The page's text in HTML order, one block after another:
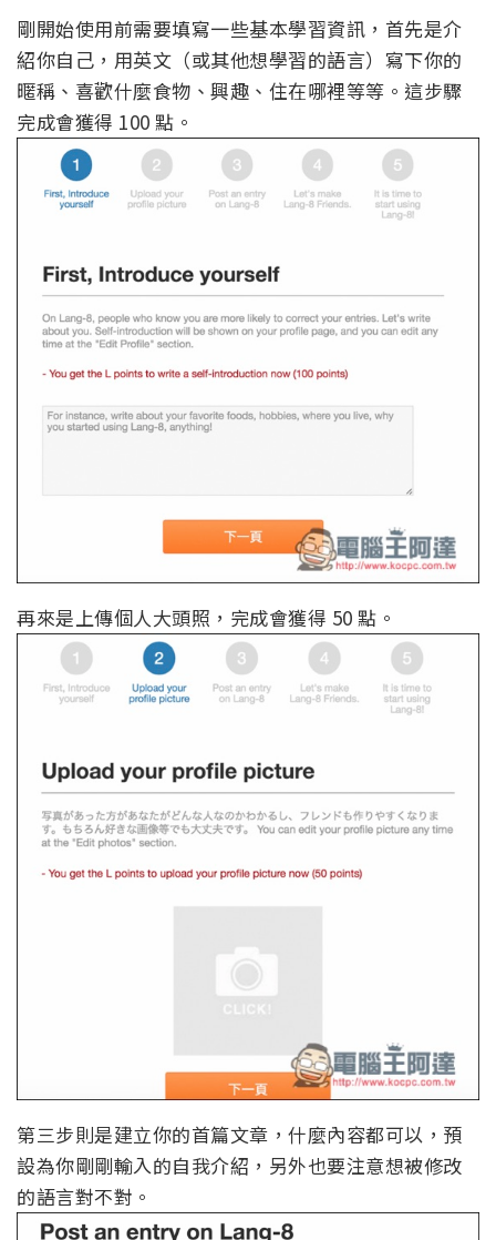
剛開始使用前需要填寫一些基本學習資訊，首先是介
紹你自己，用英文（或其他想學習的語言）寫下你的
暱稱、喜歡什麼食物、興趣、住在哪裡等等。這步驟
完成會獲得 100 點。
再來是上傳個人大頭照，完成會獲得 50 點。
第三步則是建立你的首篇文章，什麼內容都可以，預
設為你剛剛輸入的自我介紹，另外也要注意想被修改
的語言對不對。